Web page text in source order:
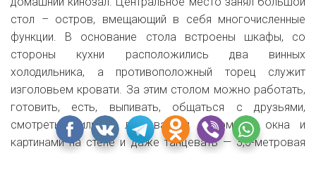
стол – остров, вмещающий в себя многочисленные
функции. В основание стола встроены шкафы, со
стороны кухни расположились два винных
холодильника, а противоположный торец служит
изголовьем кровати. За этим столом можно работать,
готовить, есть, выпивать, общаться с друзьями,
смотреть фильмы, любоваться видом из окна и
картинами на стене и даже танцевать — 3,5-метровая